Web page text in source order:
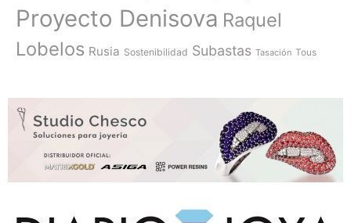
Proyecto Denisova Raquel
Lobelos Rusia Sostenibilidad Subastas Tasación Tous